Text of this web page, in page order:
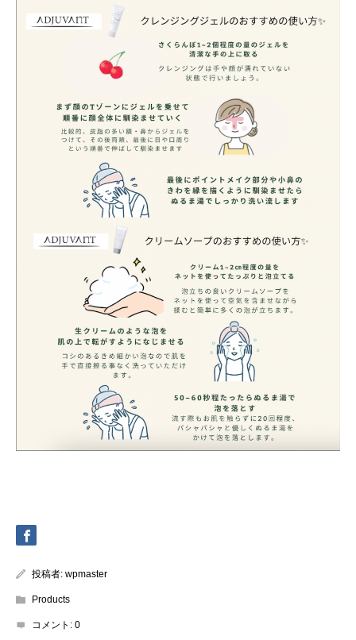
投稿者: wpmaster
Products
コメント: 0